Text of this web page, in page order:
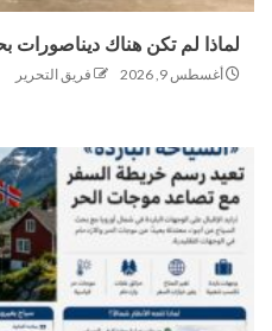
لماذا لم تكن هناك ديناصورات
أغسطس 9, 2026 فريق التحرير